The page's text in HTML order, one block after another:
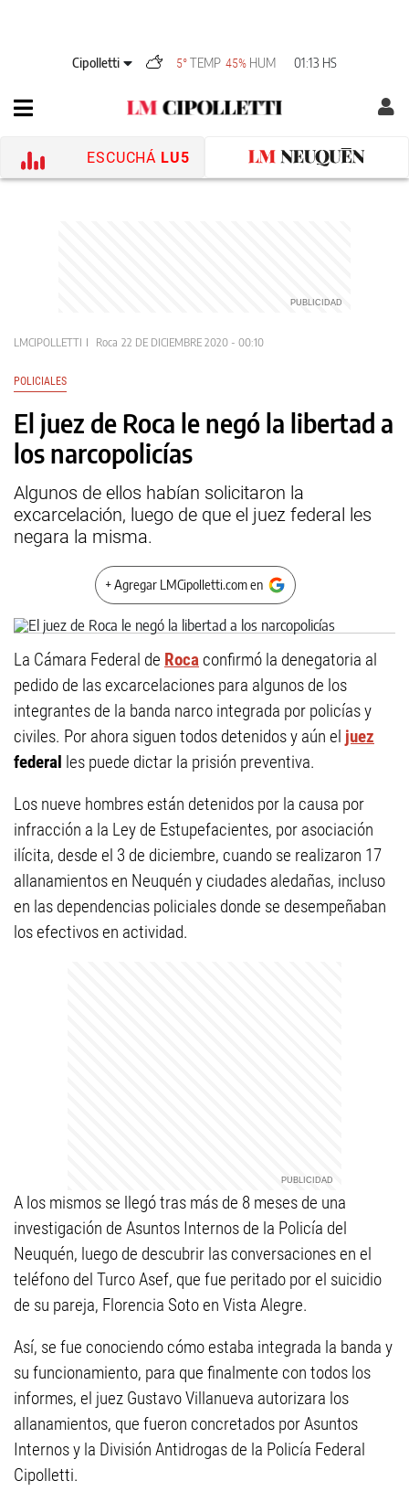
Cipolletti 5° TEMP 45% HUM 01:13 HS
ESCUCHÁ LU5
LMCIPOLLETTI Roca 22 DE DICIEMBRE 2020 - 00:10
POLICIALES
El juez de Roca le negó la libertad a
los narcopolicías
Algunos de ellos habían solicitaron la
excarcelación, luego de que el juez federal les
negara la misma.
+ Agregar LMCipolletti.com en
La Cámara Federal de Roca confirmó la denegatoria al
pedido de las excarcelaciones para algunos de los
integrantes de la banda narco integrada por policías y
civiles. Por ahora siguen todos detenidos y aún el juez
federal les puede dictar la prisión preventiva.
Los nueve hombres están detenidos por la causa por
infracción a la Ley de Estupefacientes, por asociación
ilícita, desde el 3 de diciembre, cuando se realizaron 17
allanamientos en Neuquén y ciudades aledañas, incluso
en las dependencias policiales donde se desempeñaban
los efectivos en actividad.
A los mismos se llegó tras más de 8 meses de una
investigación de Asuntos Internos de la Policía del
Neuquén, luego de descubrir las conversaciones en el
teléfono del Turco Asef, que fue peritado por el suicidio
de su pareja, Florencia Soto en Vista Alegre.
Así, se fue conociendo cómo estaba integrada la banda y
su funcionamiento, para que finalmente con todos los
informes, el juez Gustavo Villanueva autorizara los
allanamientos, que fueron concretados por Asuntos
Internos y la División Antidrogas de la Policía Federal
Cipolletti.